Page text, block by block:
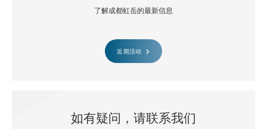
了解成都虹岳的最新信息
近期活动
如有疑问，请联系我们